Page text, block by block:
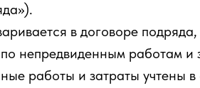
в договоре подряда,
непредвиденным работам и
работы и затраты учтены